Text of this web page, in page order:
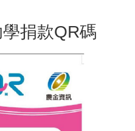
捐款QR碼